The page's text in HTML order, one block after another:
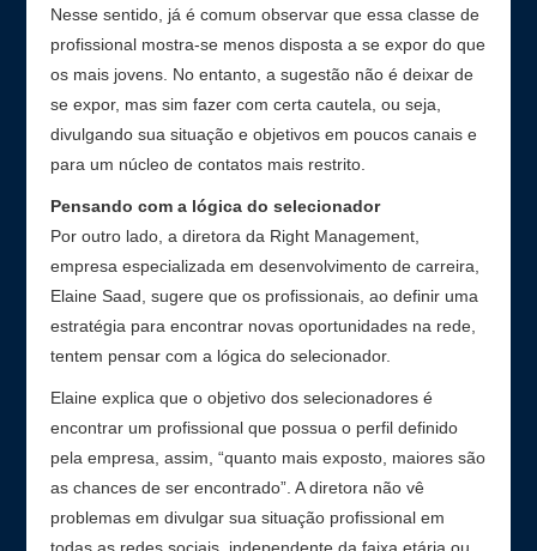
Nesse sentido, já é comum observar que essa classe de
profissional mostra-se menos disposta a se expor do que
os mais jovens. No entanto, a sugestão não é deixar de
se expor, mas sim fazer com certa cautela, ou seja,
divulgando sua situação e objetivos em poucos canais e
para um núcleo de contatos mais restrito.
Pensando com a lógica do selecionador
Por outro lado, a diretora da Right Management,
empresa especializada em desenvolvimento de carreira,
Elaine Saad, sugere que os profissionais, ao definir uma
estratégia para encontrar novas oportunidades na rede,
tentem pensar com a lógica do selecionador.
Elaine explica que o objetivo dos selecionadores é
encontrar um profissional que possua o perfil definido
pela empresa, assim, “quanto mais exposto, maiores são
as chances de ser encontrado”. A diretora não vê
problemas em divulgar sua situação profissional em
todas as redes sociais, independente da faixa etária ou